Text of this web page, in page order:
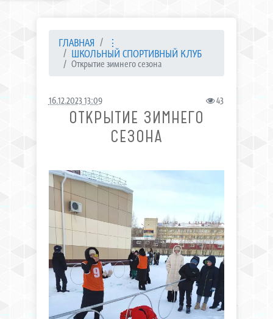
ГЛАВНАЯ
⋮
ШКОЛЬНЫЙ СПОРТИВНЫЙ КЛУБ
Открытие зимнего сезона
16.12.2023 13:09 43
ОТКРЫТИЕ ЗИМНЕГО
СЕЗОНА